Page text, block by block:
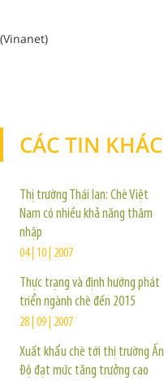
(Vinanet)
CÁC TIN KHÁC
Thị trường Thái lan: Chè Việt
Nam có nhiều khả năng thâm
nhập
04 | 10 | 2007
Thực trạng và định hướng phát
triển ngành chè đến 2015
28 | 09 | 2007
Xuất khẩu chè tới thị trường Ấn
Độ đạt mức tăng trưởng cao